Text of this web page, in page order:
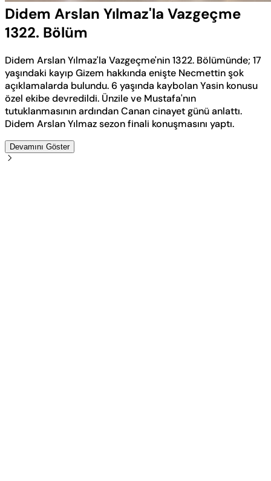
Didem Arslan Yılmaz'la Vazgeçme
1322. Bölüm
Didem Arslan Yılmaz'la Vazgeçme'nin 1322. Bölümünde; 17
yaşındaki kayıp Gizem hakkında enişte Necmettin şok
açıklamalarda bulundu. 6 yaşında kaybolan Yasin konusu
özel ekibe devredildi. Ünzile ve Mustafa'nın
tutuklanmasının ardından Canan cinayet günü anlattı.
Didem Arslan Yılmaz sezon finali konuşmasını yaptı.
Devamını Göster